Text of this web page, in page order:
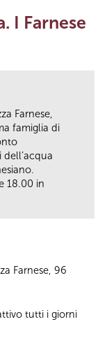
I Farnese
Farnese,
famiglia di
18.00 in
Farnese, 96
tutti i giorni